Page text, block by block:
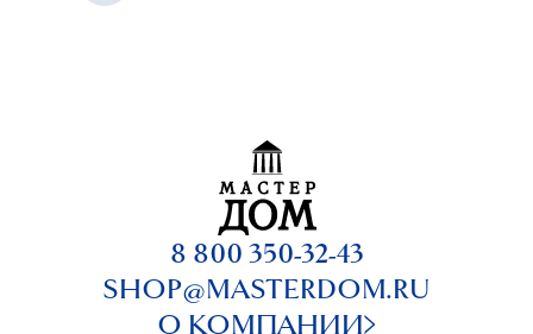
8 800 350-32-43
SHOP@MASTERDOM.RU
О КОМПАНИИ